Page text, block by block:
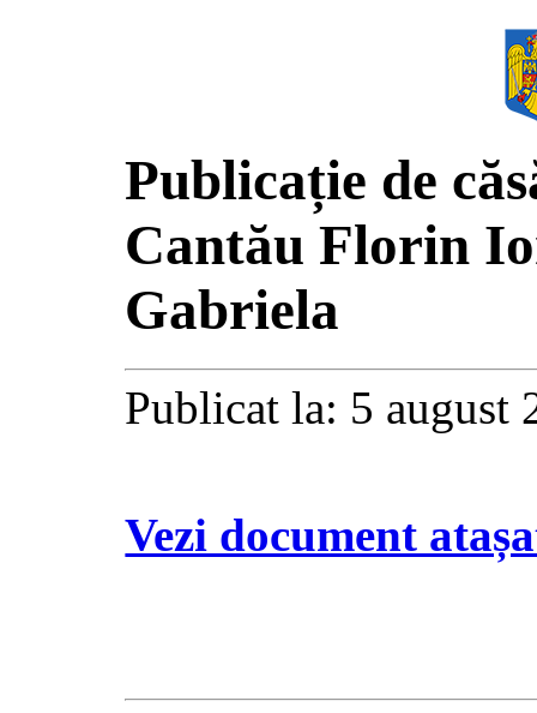
Publicație de
Cantău Florin
Gabriela
Publicat la: 5 august
Vezi document